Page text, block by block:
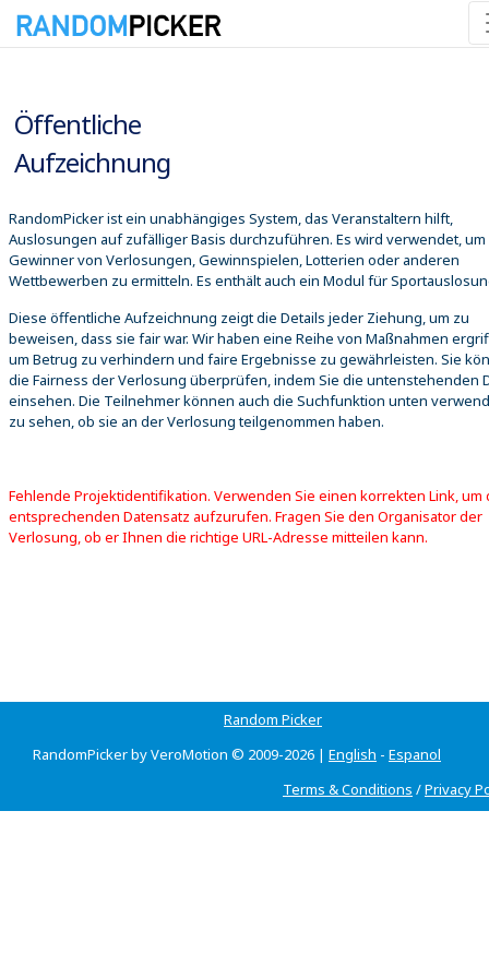
Öffentliche
Aufzeichnung
RandomPicker ist ein unabhängiges System, das Veranstaltern hilft,
Auslosungen auf zufälliger Basis durchzuführen. Es wird verwendet, um
Gewinner von Verlosungen, Gewinnspielen, Lotterien oder anderen
Wettbewerben zu ermitteln. Es enthält auch ein Modul für
Diese öffentliche Aufzeichnung zeigt die Details jeder Ziehung, um zu
beweisen, dass sie fair war. Wir haben eine Reihe von Maßnahmen
um Betrug zu verhindern und faire Ergebnisse zu gewährleisten. Sie
die Fairness der Verlosung überprüfen, indem Sie die untenstehenden
einsehen. Die Teilnehmer können auch die Suchfunktion unten
zu sehen, ob sie an der Verlosung teilgenommen haben.
Fehlende Projektidentifikation. Verwenden Sie einen korrekten Link, um
entsprechenden Datensatz aufzurufen. Fragen Sie den Organisator der
Verlosung, ob er Ihnen die richtige URL-Adresse mitteilen kann.
Random Picker
RandomPicker by VeroMotion © 2009-2026 | English - Espanol
Terms & Conditions /Privacy